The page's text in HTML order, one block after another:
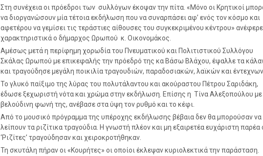
Στη συνέχεια οι πρόεδροι των συλλόγων έκοψαν την πίτα. «Μόνο οι Κρητικοί
να διοργανώσουν μία τέτοια εκδήλωση που να συναρπάσει αφ’ ενός τον κόσμο και
αφετέρου να γεμίσει τις τεράστιες αίθουσες του συγκεκριμένου κέντρου» ανέφερε
χαρακτηριστικά ο δήμαρχος Ωρωπού κ. Οικονομάκος.
Αμέσως μετά η περίφημη χορωδία του Πνευματικού και Πολιτιστικού Συλλόγου
Σκάλας Ωρωπού με επικεφαλής την πρόεδρό της κα Βάσω Βλάχου, έψαλλε τα
και τραγούδησε μεγάλη ποικιλία τραγουδιών, παραδοσιακών, λαϊκών και
Το γλυκό παίξιμο της λύρας του πολυτάλαντου και ακούραστου Πέτρου Σαριδάκη,
έδωσε ξεχωριστή νότα και χρώμα στην εκδήλωση. Επίσης η Τίνα Αλεξοπούλου με
βελούδινη φωνή της, ανέβασε στα ύψη τον ρυθμό και το κέφι.
Από το μουσικό πρόγραμμα της υπέροχης εκδήλωσης βέβαια δεν θα μπορούσαν να
λείπουν τα ριζίτικα τραγούδια. Η γνωστή πλέον και μη εξαιρετέα ευχάριστη παρέα
‘Ριζίτες’ τραγούδησαν και χειροκροτήθηκαν.
Τη σκυτάλη πήραν οι «Κουρήτες» οι οποίοι έκλεψαν κυριολεκτικά την παράσταση.